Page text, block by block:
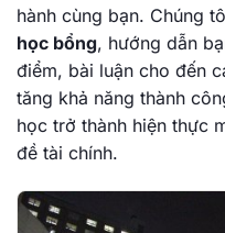
hành cùng bạn. Chúng
học bổng, hướng dẫn
điểm, bài luận cho đến
tăng khả năng thành
học trở thành hiện thực
đề tài chính.